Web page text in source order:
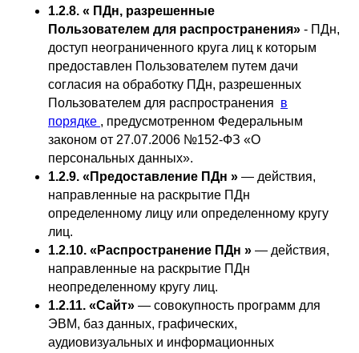
1.2.8. « ПДн, разрешенные
Пользователем для распространения» - ПДн,
доступ неограниченного круга лиц к которым
предоставлен Пользователем путем дачи
согласия на обработку ПДн, разрешенных
Пользователем для распространения в
порядке , предусмотренном Федеральным
законом от 27.07.2006 №152-ФЗ «О
персональных данных».
1.2.9. «Предоставление ПДн » — действия,
направленные на раскрытие ПДн
определенному лицу или определенному кругу
лиц.
1.2.10. «Распространение ПДн » — действия,
направленные на раскрытие ПДн
неопределенному кругу лиц.
1.2.11. «Сайт» — совокупность программ для
ЭВМ, баз данных, графических,
аудиовизуальных и информационных